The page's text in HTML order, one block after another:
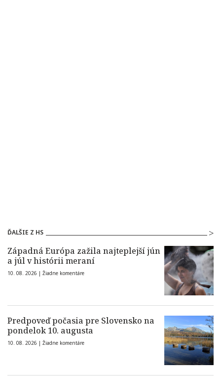
ĎALŠIE Z HS
Západná Európa zažila najteplejší jún
a júl v histórii meraní
10. 08. 2026 | Žiadne komentáre
Predpoveď počasia pre Slovensko na
pondelok 10. augusta
10. 08. 2026 | Žiadne komentáre